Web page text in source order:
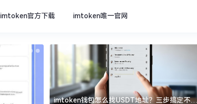
imtoken官方下载 imtoken唯一官网
imtoken钱包怎么找USDT地址？三步搞定不踩